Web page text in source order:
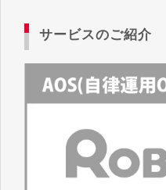
サービスのご紹介